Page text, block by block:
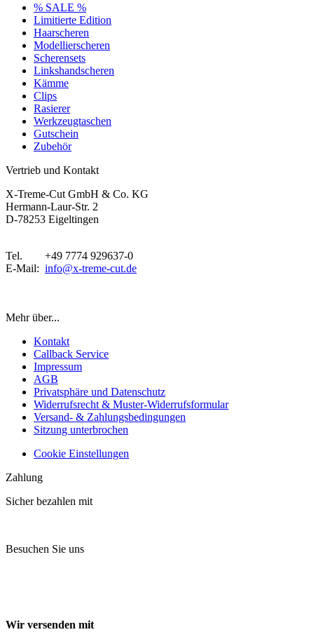
% SALE %
Limitierte Edition
Haarscheren
Modellierscheren
Scherensets
Linkshandscheren
Kämme
Clips
Rasierer
Werkzeugtaschen
Gutschein
Zubehör
Vertrieb und Kontakt
X-Treme-Cut GmbH & Co. KG
Hermann-Laur-Str. 2
D-78253 Eigeltingen
Tel. +49 7774 929637-0
E-Mail: info@x-treme-cut.de
Mehr über...
Kontakt
Callback Service
Impressum
AGB
Privatsphäre und Datenschutz
Widerrufsrecht & Muster-Widerrufsformular
Versand- & Zahlungsbedingungen
Sitzung unterbrochen
Cookie Einstellungen
Zahlung
Sicher bezahlen mit
Besuchen Sie uns
Wir versenden mit